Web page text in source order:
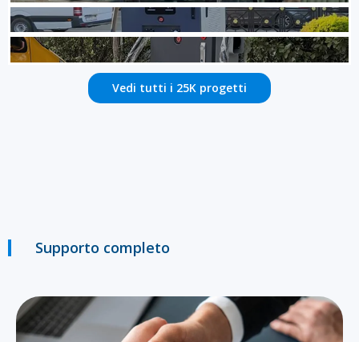
Vedi tutti i 25K progetti
Supporto completo